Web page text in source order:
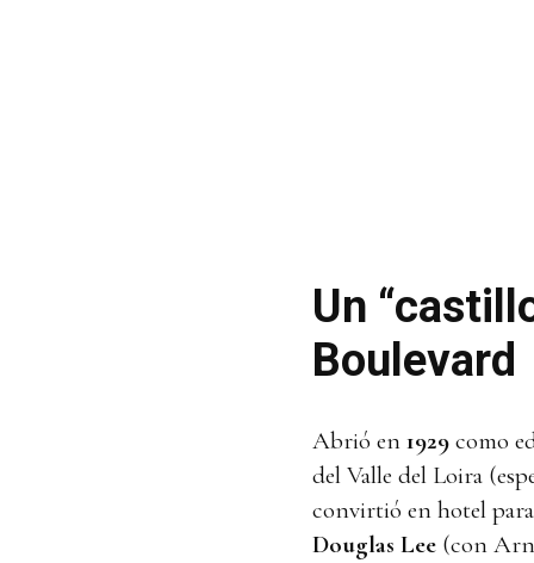
Un
Boulevard
Abrió en 1929 como
del Valle del Loira
convirtió en hotel
Douglas Lee (con